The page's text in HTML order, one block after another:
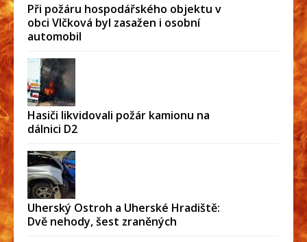
Při požáru hospodářského objektu v
obci Vlčková byl zasažen i osobní
automobil
Hasiči likvidovali požár kamionu na
dálnici D2
Uherský Ostroh a Uherské Hradiště:
Dvě nehody, šest zraněných